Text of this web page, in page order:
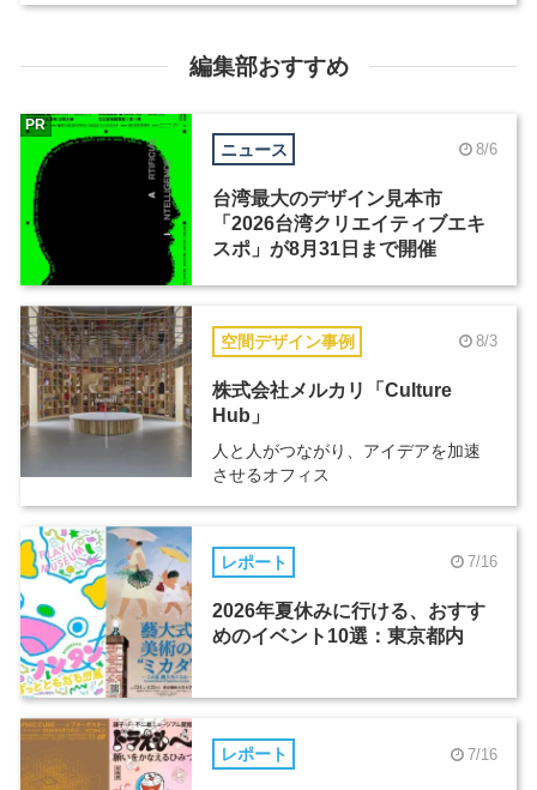
編集部おすすめ
ニュース 8/6
台湾最大のデザイン見本市
「2026台湾クリエイティブエキ
スポ」が8月31日まで開催
PR
空間デザイン事例 8/3
株式会社メルカリ「Culture
Hub」
人と人がつながり、アイデアを加速
させるオフィス
レポート 7/16
2026年夏休みに行ける、おすす
めのイベント10選：東京都内
レポート 7/16